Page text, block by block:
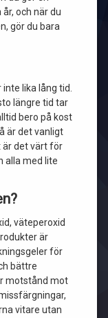
och när du
gör du bara
lika lång tid.
längre tid tar
bero på kost
är det vanligt
är det värt för
alla med lite
väteperoxid
är
för
bättre
motstånd mot
vitare utan